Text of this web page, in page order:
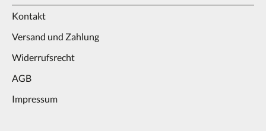
Kontakt
Versand und Zahlung
Widerrufsrecht
AGB
Impressum